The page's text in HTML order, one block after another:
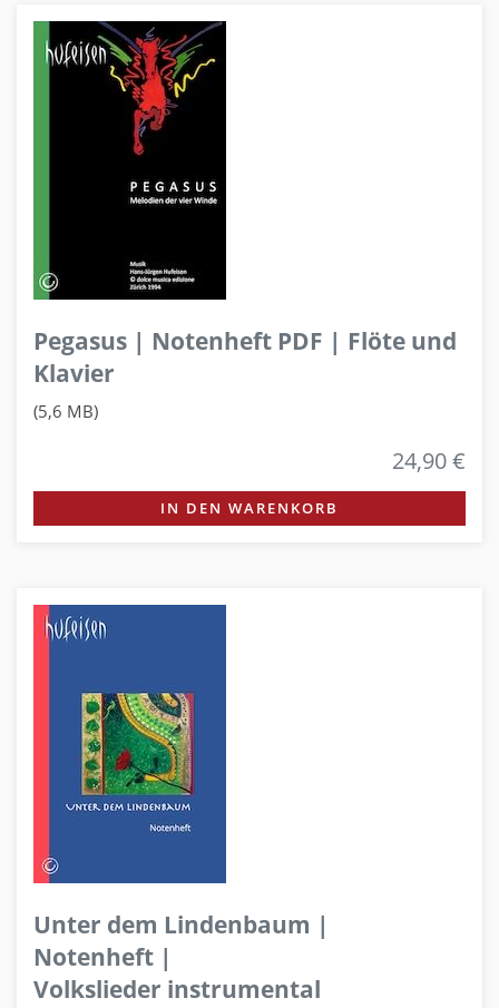
Pegasus | Notenheft PDF | Flöte und
Klavier
(5,6 MB)
24,90 €
IN DEN WARENKORB
Unter dem Lindenbaum |
Notenheft |
Volkslieder instrumental